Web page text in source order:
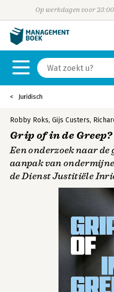
Op werkdagen voor
Juridisch
Robby Roks, Gijs Custers,
Grip of in de Greep?
Een onderzoek naar de
aanpak van
de Dienst Justitiële